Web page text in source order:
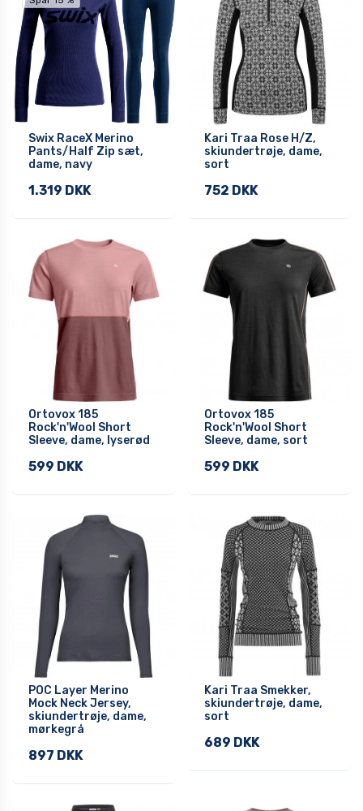
Swix RaceX Merino
Pants/Half Zip sæt,
dame, navy
1.319 DKK
Kari Traa Rose H/Z,
skiundertrøje, dame,
sort
752 DKK
Ortovox 185
Rock'n'Wool Short
Sleeve, dame, lyserød
599 DKK
Ortovox 185
Rock'n'Wool Short
Sleeve, dame, sort
599 DKK
POC Layer Merino
Mock Neck Jersey,
skiundertrøje, dame,
mørkegrå
897 DKK
Kari Traa Smekker,
skiundertrøje, dame,
sort
689 DKK